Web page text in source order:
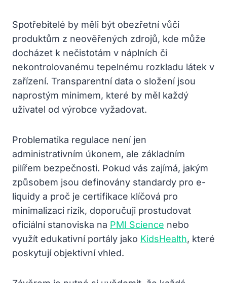
Spotřebitelé by měli být obezřetní vůči
produktům z neověřených zdrojů, kde může
docházet k nečistotám v náplních či
nekontrolovanému tepelnému rozkladu látek v
zařízení. Transparentní data o složení jsou
naprostým minimem, které by měl každý
uživatel od výrobce vyžadovat.
Problematika regulace není jen
administrativním úkonem, ale základním
pilířem bezpečnosti. Pokud vás zajímá, jakým
způsobem jsou definovány standardy pro e-
liquidy a proč je certifikace klíčová pro
minimalizaci rizik, doporučuji prostudovat
oficiální stanoviska na PMI Science nebo
využít edukativní portály jako KidsHealth, které
poskytují objektivní vhled.